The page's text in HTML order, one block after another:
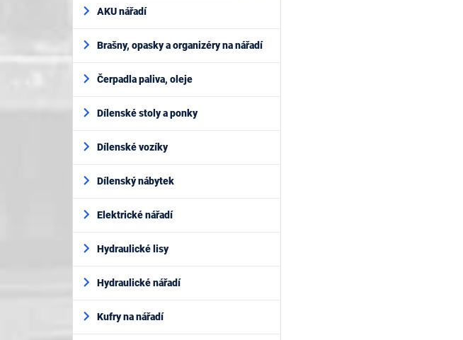
AKU nářadí
Brašny, opasky a organizéry na nářadí
Čerpadla paliva, oleje
Dílenské stoly a ponky
Dílenské vozíky
Dílenský nábytek
Elektrické nářadí
Hydraulické lisy
Hydraulické nářadí
Kufry na nářadí